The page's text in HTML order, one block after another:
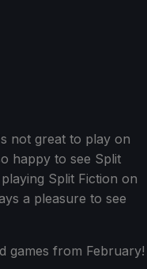
not great to play on
happy to see Split
Split Fiction on
a pleasure to see
games from February!